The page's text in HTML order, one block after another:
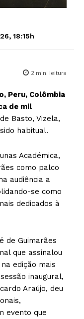
18:15h
2 min. leitura
Peru, Colômbia
de mil
Basto, Vizela,
habitual.
Académica,
como palco
audiência a
se como
dedicados à
de Guimarães
que assinalou
edição mais
inaugural,
Araújo, deu
evento que